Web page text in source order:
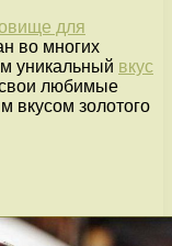
для
во многих
уникальный вкус
свои любимые
вкусом золотого